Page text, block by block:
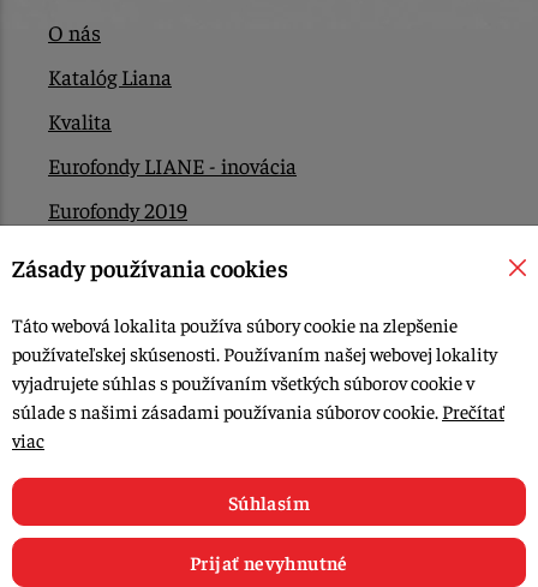
O nás
Katalóg Liana
Kvalita
Eurofondy LIANE - inovácia
Eurofondy 2019
Eurofondy 2022/2023
Kontakt
© 2015-2026, LIANA GOLIAŠ s.r.o. všetky práva vyhradené.
Upraviť nastavenia Cookies
Zásady používania cookies
Táto webová lokalita používa súbory cookie na zlepšenie
používateľskej skúsenosti. Používaním našej webovej lokality
vyjadrujete súhlas s používaním všetkých súborov cookie v
súlade s našimi zásadami používania súborov cookie. Prečítať
viac
Súhlasím
Prijať nevyhnutné